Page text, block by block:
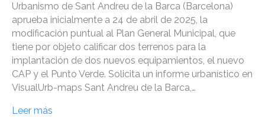
Urbanismo de Sant Andreu de la Barca (Barcelona)
aprueba inicialmente a 24 de abril de 2025, la
modificación puntual al Plan General Municipal, que
tiene por objeto calificar dos terrenos para la
implantación de dos nuevos equipamientos, el nuevo
CAP y el Punto Verde. Solicita un informe urbanístico en
VisualUrb-maps Sant Andreu de la Barca,…
Leer más